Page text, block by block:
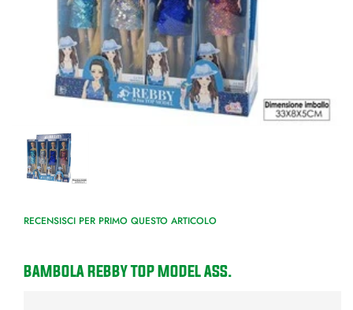
RECENSISCI PER PRIMO QUESTO ARTICOLO
BAMBOLA REBBY TOP MODEL ASS.